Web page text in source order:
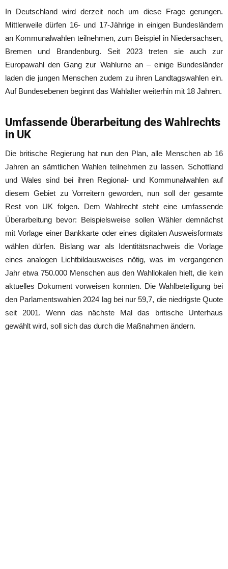
In Deutschland wird derzeit noch um diese Frage gerungen.
Mittlerweile dürfen 16- und 17-Jährige in einigen Bundesländern
an Kommunalwahlen teilnehmen, zum Beispiel in Niedersachsen,
Bremen und Brandenburg. Seit 2023 treten sie auch zur
Europawahl den Gang zur Wahlurne an – einige Bundesländer
laden die jungen Menschen zudem zu ihren Landtagswahlen ein.
Auf Bundesebenen beginnt das Wahlalter weiterhin mit 18 Jahren.
Umfassende Überarbeitung des Wahlrechts
in UK
Die britische Regierung hat nun den Plan, alle Menschen ab 16
Jahren an sämtlichen Wahlen teilnehmen zu lassen. Schottland
und Wales sind bei ihren Regional- und Kommunalwahlen auf
diesem Gebiet zu Vorreitern geworden, nun soll der gesamte
Rest von UK folgen. Dem Wahlrecht steht eine umfassende
Überarbeitung bevor: Beispielsweise sollen Wähler demnächst
mit Vorlage einer Bankkarte oder eines digitalen Ausweisformats
wählen dürfen. Bislang war als Identitätsnachweis die Vorlage
eines analogen Lichtbildausweises nötig, was im vergangenen
Jahr etwa 750.000 Menschen aus den Wahllokalen hielt, die kein
aktuelles Dokument vorweisen konnten. Die Wahlbeteiligung bei
den Parlamentswahlen 2024 lag bei nur 59,7, die niedrigste Quote
seit 2001. Wenn das nächste Mal das britische Unterhaus
gewählt wird, soll sich das durch die Maßnahmen ändern.